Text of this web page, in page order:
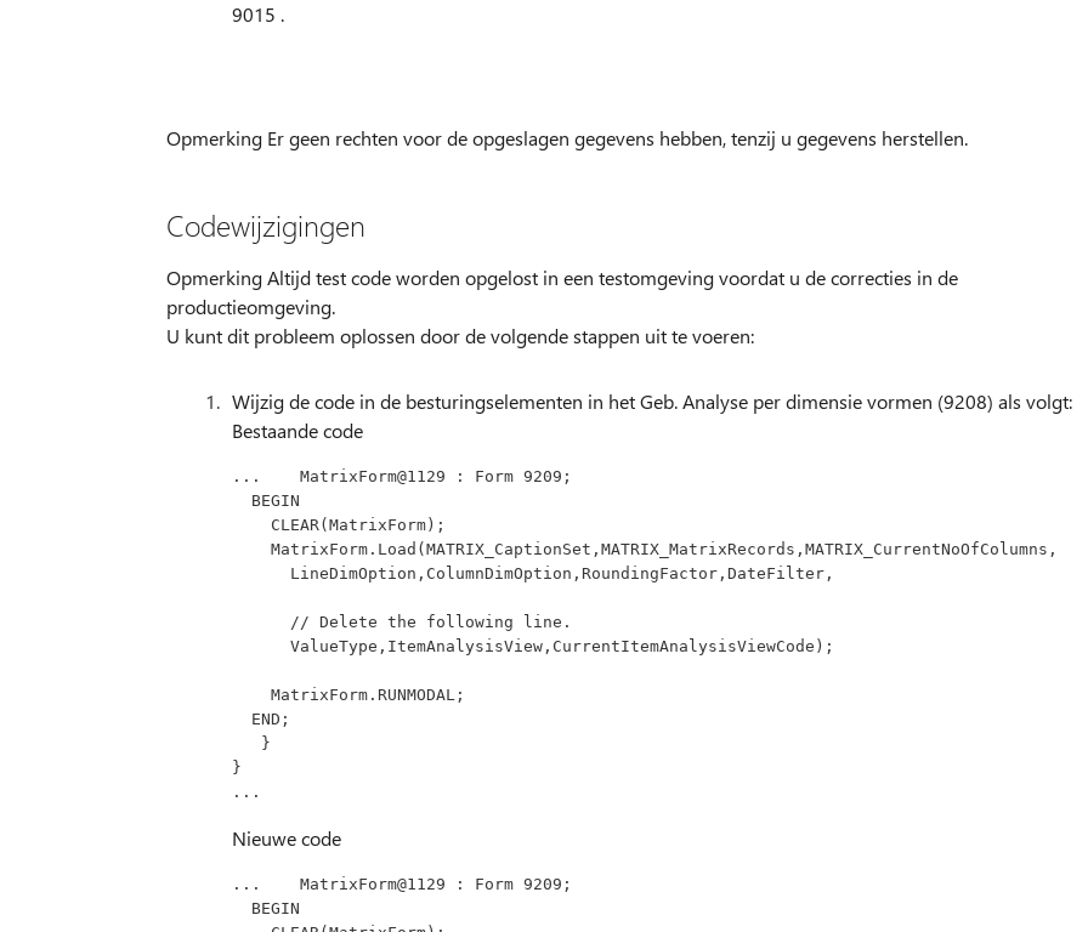
9015 .
Opmerking Er geen rechten voor de opgeslagen gegevens hebben, tenzij u gegevens herstellen.
Codewijzigingen
Opmerking Altijd test code worden opgelost in een testomgeving voordat u de correcties in de
productieomgeving.
U kunt dit probleem oplossen door de volgende stappen uit te voeren:
Wijzig de code in de besturingselementen in het Geb. Analyse per dimensie vormen (9208) als volgt:
Bestaande code
...    MatrixForm@1129 : Form 9209;
  BEGIN
    CLEAR(MatrixForm);
    MatrixForm.Load(MATRIX_CaptionSet,MATRIX_MatrixRecords,MATRIX_CurrentNoOfColumns,
      LineDimOption,ColumnDimOption,RoundingFactor,DateFilter,
      // Delete the following line.
      ValueType,ItemAnalysisView,CurrentItemAnalysisViewCode);
    MatrixForm.RUNMODAL;
  END;
   }
}
...
Nieuwe code
...    MatrixForm@1129 : Form 9209;
  BEGIN